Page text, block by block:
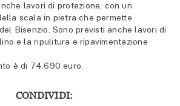
lavori di protezione, con un
scala in pietra che permette
Bisenzio. Sono previsti anche lavori di
e la ripulitura e ripavimentazione
è di 74.690 euro.
CONDIVIDI: